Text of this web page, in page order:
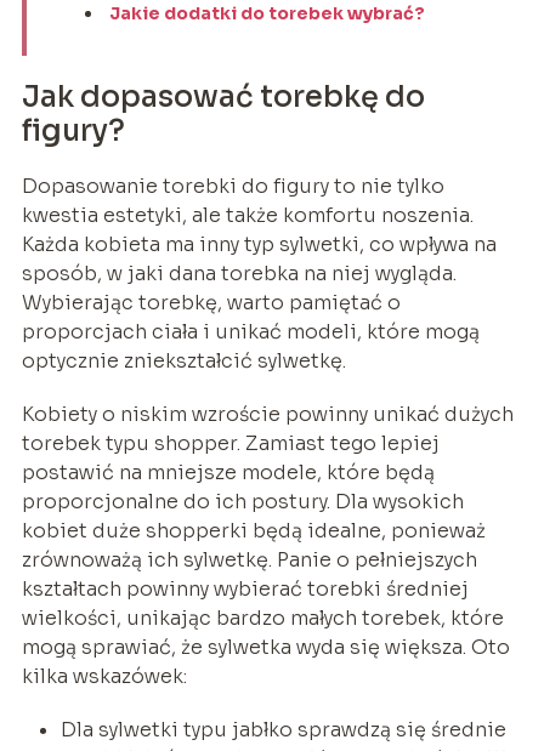
Jakie dodatki do torebek wybrać?
Jak dopasować torebkę do
figury?
Dopasowanie torebki do figury to nie tylko
kwestia estetyki, ale także komfortu noszenia.
Każda kobieta ma inny typ sylwetki, co wpływa na
sposób, w jaki dana torebka na niej wygląda.
Wybierając torebkę, warto pamiętać o
proporcjach ciała i unikać modeli, które mogą
optycznie zniekształcić sylwetkę.
Kobiety o niskim wzroście powinny unikać dużych
torebek typu shopper. Zamiast tego lepiej
postawić na mniejsze modele, które będą
proporcjonalne do ich postury. Dla wysokich
kobiet duże shopperki będą idealne, ponieważ
zrównoważą ich sylwetkę. Panie o pełniejszych
kształtach powinny wybierać torebki średniej
wielkości, unikając bardzo małych torebek, które
mogą sprawiać, że sylwetka wyda się większa. Oto
kilka wskazówek:
Dla sylwetki typu jabłko sprawdzą się średnie